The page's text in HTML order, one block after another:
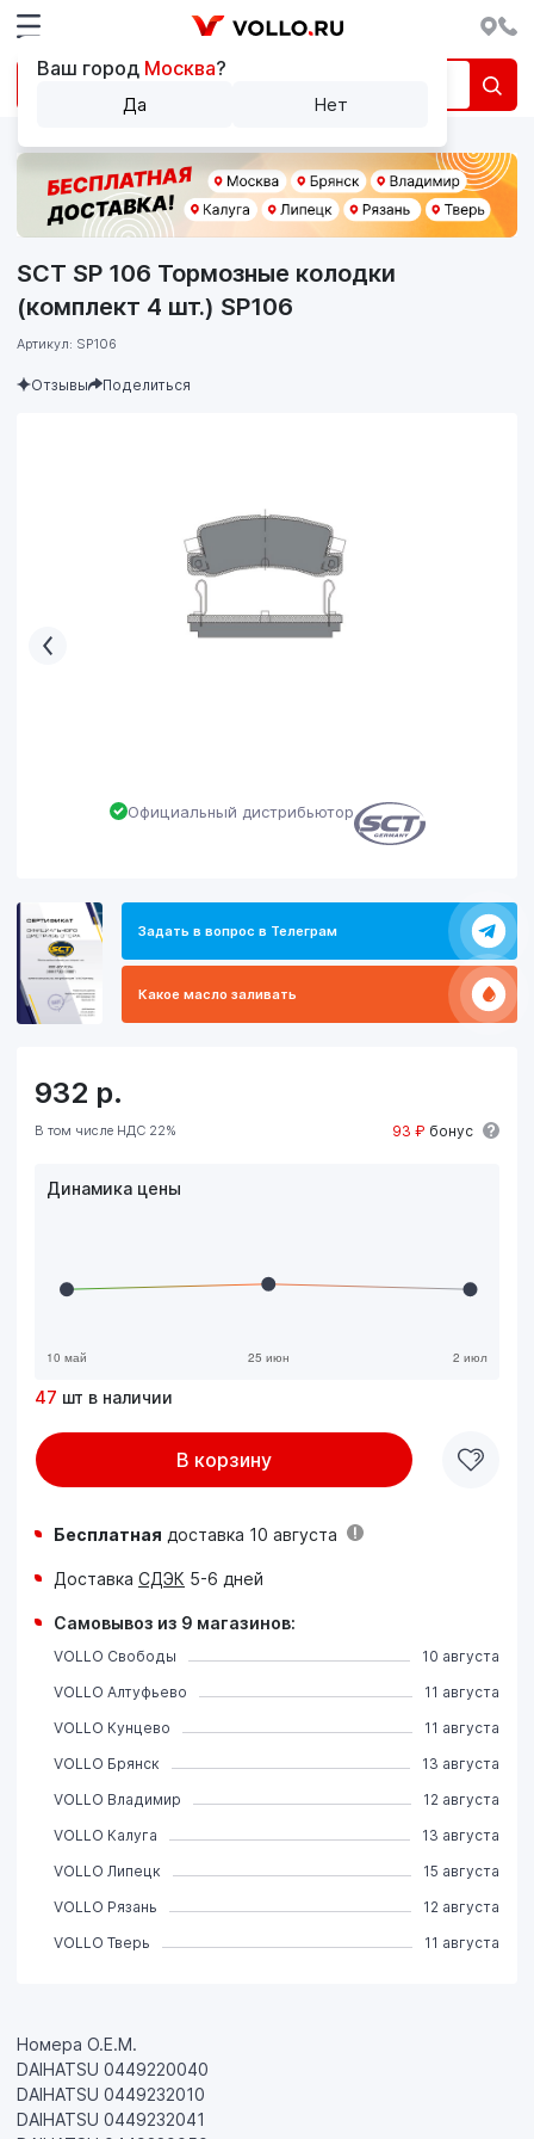
Официальный дистрибьютор
Задать в вопрос в Телеграм
Какое масло заливать
SCT SP 106 Тормозные колодки
(комплект 4 шт.) SP106
Артикул: SP106
Отзывы Поделиться
Номера О.Е.М.
DAIHATSU 0449220040
DAIHATSU 0449232010
DAIHATSU 0449232041
932 р.
В том числе НДС 22% 93 ₽ бонус
Динамика цены
47 шт в наличии
В корзину
Бесплатная доставка 10 августа
Доставка СДЭК 5-6 дней
Самовывоз из 9 магазинов:
VOLLO Свободы
10 августа
VOLLO Алтуфьево
11 августа
VOLLO Кунцево
11 августа
VOLLO Брянск
13 августа
VOLLO Владимир
12 августа
VOLLO Калуга
13 августа
VOLLO Липецк
15 августа
VOLLO Рязань
12 августа
VOLLO Тверь
11 августа
Ваш город Москва?
Да Нет